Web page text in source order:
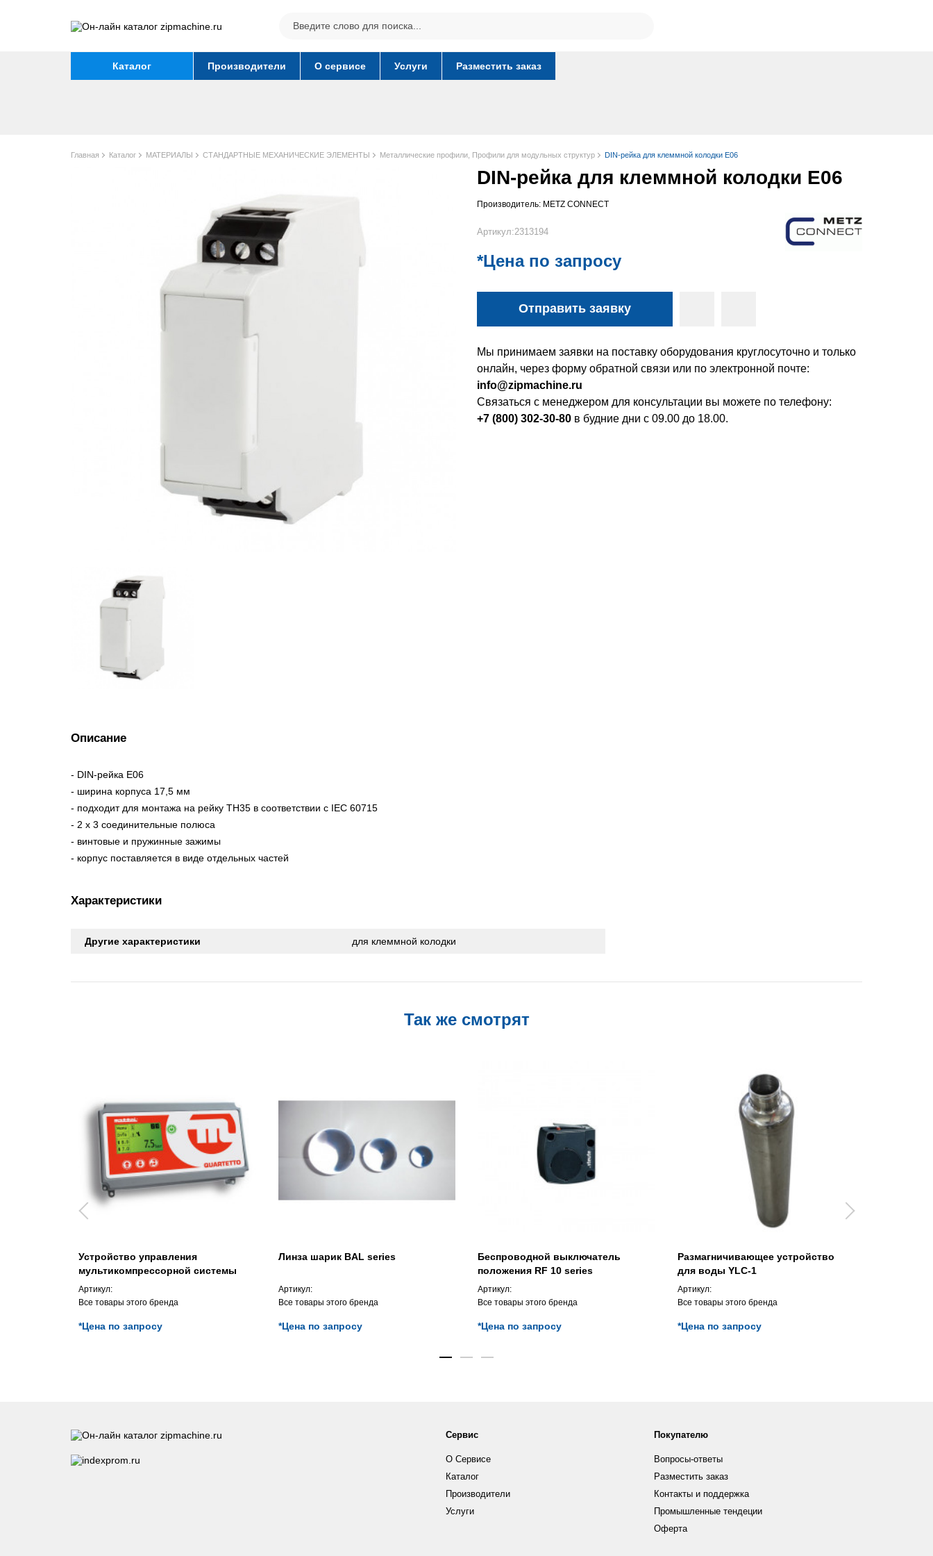
Каталог Производители О сервисе Услуги Разместить заказ
Главная Каталог МАТЕРИАЛЫ СТАНДАРТНЫЕ МЕХАНИЧЕСКИЕ ЭЛЕМЕНТЫ Металлические профили, Профили для модульных структур DIN-рейка для клеммной колодки E06
DIN-рейка для клеммной колодки E06
Производитель: METZ CONNECT
Артикул:2313194
*Цена по запросу
Отправить заявку
Мы принимаем заявки на поставку оборудования круглосуточно и только
онлайн, через форму обратной связи или по электронной почте:
info@zipmachine.ru
Связаться с менеджером для консультации вы можете по телефону:
+7 (800) 302-30-80 в будние дни с 09.00 до 18.00.
Описание
- DIN-рейка E06
- ширина корпуса 17,5 мм
- подходит для монтажа на рейку TH35 в соответствии с IEC 60715
- 2 x 3 соединительные полюса
- винтовые и пружинные зажимы
- корпус поставляется в виде отдельных частей
Характеристики
Другие характеристики для клеммной колодки
Так же смотрят
Устройство управления
мультикомпрессорной системы
QUARTETTO
Артикул:
Все товары этого бренда
*Цена по запросу
Линза шарик BAL series
Артикул:
Все товары этого бренда
*Цена по запросу
Беспроводной выключатель
положения RF 10 series
Артикул:
Все товары этого бренда
*Цена по запросу
Размагничивающее устройство
для воды YLC-1
Артикул:
Все товары этого бренда
*Цена по запросу
Сервис
О Сервисе
Каталог
Производители
Услуги
Покупателю
Вопросы-ответы
Разместить заказ
Контакты и поддержка
Промышленные тендеции
Оферта